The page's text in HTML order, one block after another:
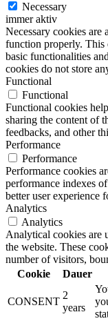
Necessary
immer aktiv
Necessary cookies are
function properly. This
basic functionalities
cookies do not store
Functional
Functional
Functional cookies
sharing the content of
feedbacks, and other
Performance
Performance
Performance cookies
performance indexes
better user experience
Analytics
Analytics
Analytical cookies are
the website. These
number of visitors,
Cookie
Dauer
CONSENT
2
years